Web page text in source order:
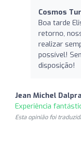
Cosmos
Boa tarde
retorno,
realizar
possível!
disposição!
Jean Michel Dalpra
Experiência
Esta opinião foi